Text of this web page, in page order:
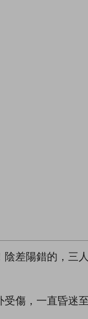
差陽錯的，三
傷，一直昏迷